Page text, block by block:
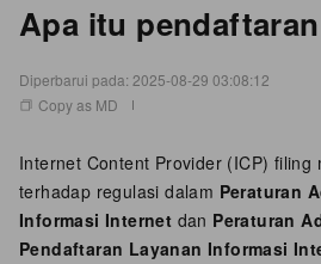
Apa itu
Diperbarui pada: 2025-08-29 03:08:12
Copy as MD
Internet Content Provider (ICP) filing
terhadap regulasi dalam Peraturan
Informasi Internet dan Peraturan
Pendaftaran Layanan Informasi